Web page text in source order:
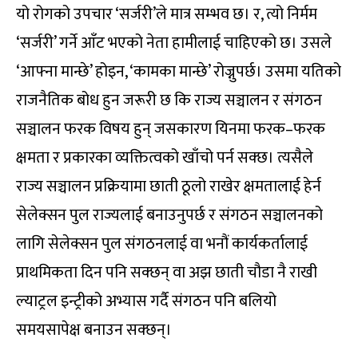
यो रोगको उपचार ‘सर्जरी’ले मात्र सम्भव छ। र, त्यो निर्मम
‘सर्जरी’ गर्ने आँट भएको नेता हामीलाई चाहिएको छ। उसले
‘आफ्ना मान्छे’ होइन, ‘कामका मान्छे’ रोज्नुपर्छ। उसमा यतिको
राजनैतिक बोध हुन जरूरी छ कि राज्य सञ्चालन र संगठन
सञ्चालन फरक विषय हुन् जसकारण यिनमा फरक–फरक
क्षमता र प्रकारका व्यक्तित्वको खाँचो पर्न सक्छ। त्यसैले
राज्य सञ्चालन प्रक्रियामा छाती ठूलो राखेर क्षमतालाई हेर्न
सेलेक्सन पुल राज्यलाई बनाउनुपर्छ र संगठन सञ्चालनको
लागि सेलेक्सन पुल संगठनलाई वा भनौं कार्यकर्तालाई
प्राथमिकता दिन पनि सक्छन् वा अझ छाती चौडा नै राखी
ल्याट्रल इन्ट्रीको अभ्यास गर्दै संगठन पनि बलियो
समयसापेक्ष बनाउन सक्छन्।